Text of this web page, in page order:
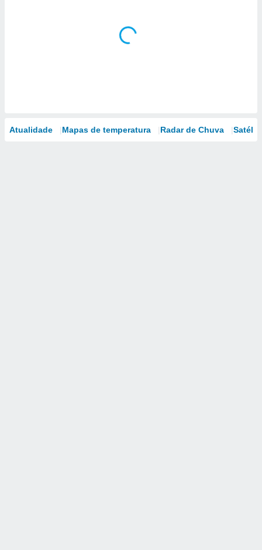
Atualidade Mapas de temperatura Radar de Chuva